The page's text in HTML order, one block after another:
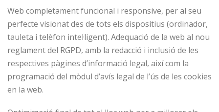
Web completament funcional i responsive, per al seu
perfecte visionat des de tots els dispositius (ordinador,
tauleta i telèfon intel·ligent). Adequació de la web al nou
reglament del RGPD, amb la redacció i inclusió de les
respectives pàgines d’informació legal, així com la
programació del mòdul d’avís legal de l’ús de les cookies
en la web.